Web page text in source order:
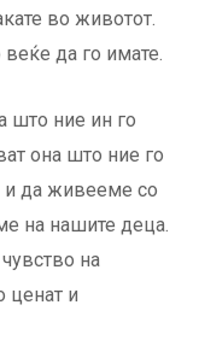
во животот.
да го имате.
што ние ин го
она што ние го
да живееме со
на нашите деца.
на
ценат и